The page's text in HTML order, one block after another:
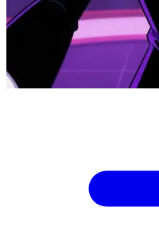
Vox är en mäktig demonlord
och digitala medier.
hans medieimperium, vilket
allians eller rivalitet i
Show more